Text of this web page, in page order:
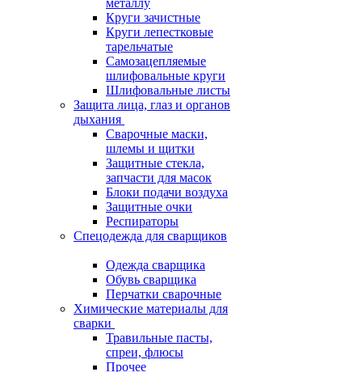
металлу
Круги зачистные
Круги лепестковые
тарельчатые
Самозацепляемые
шлифовальные круги
Шлифовальные листы
Защита лица, глаз и органов
дыхания
Сварочные маски,
шлемы и щитки
Защитные стекла,
запчасти для масок
Блоки подачи воздуха
Защитные очки
Респираторы
Спецодежда для сварщиков
Одежда сварщика
Обувь сварщика
Перчатки сварочные
Химические материалы для
сварки
Травильные пасты,
спреи, флюсы
Прочее